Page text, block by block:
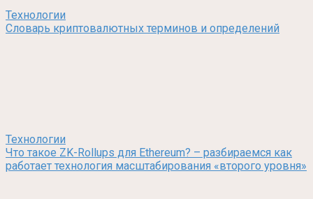
Технологии
Словарь криптовалютных терминов и определений
Технологии
Что такое ZK-Rollups для Ethereum? – разбираемся как
работает технология масштабирования «второго уровня»